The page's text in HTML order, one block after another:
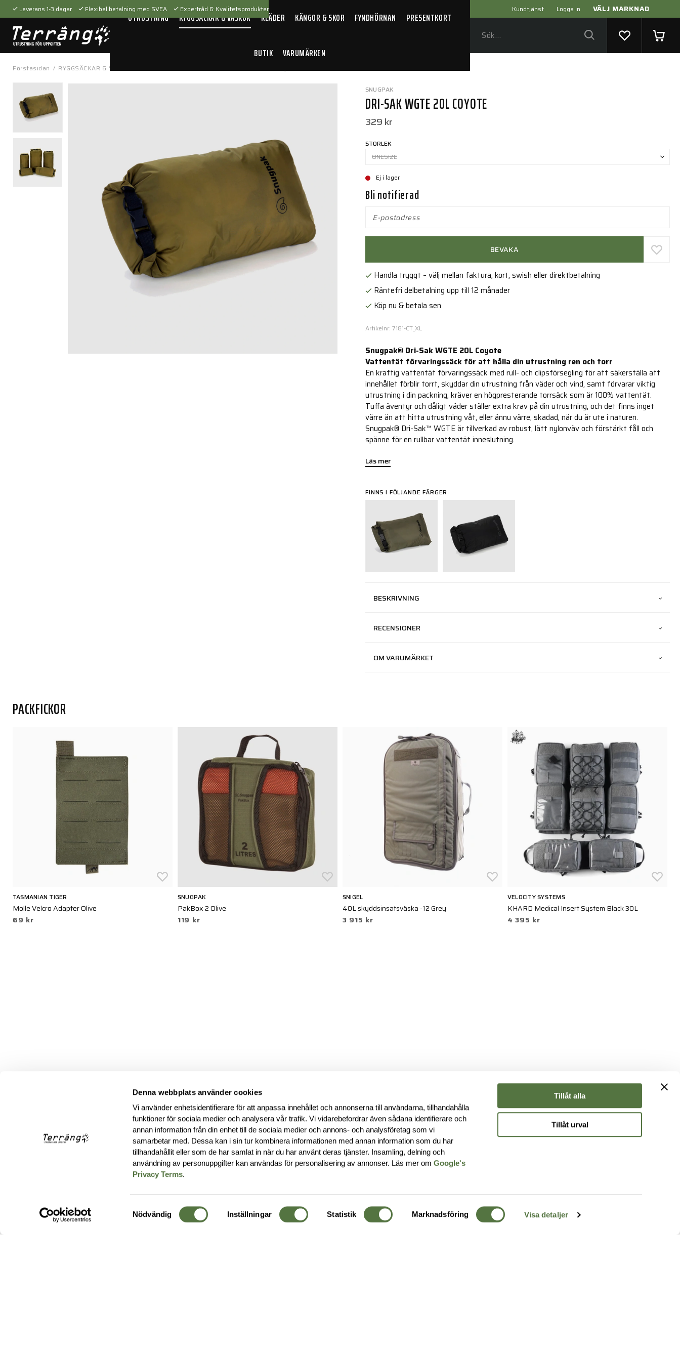
Denna webbplats använder cookies
Vi använder enhetsidentifierare för att anpassa innehållet och annonserna till användarna, tillhandahålla
funktioner för sociala medier och analysera vår trafik. Vi vidarebefordrar även sådana identifierare och
annan information från din enhet till de sociala medier och annons- och analysföretag som vi
samarbetar med. Dessa kan i sin tur kombinera informationen med annan information som du har
tillhandahållit eller som de har samlat in när du har använt deras tjänster. Insamling, delning och
användning av personuppgifter kan användas för personalisering av annonser. Läs mer omGoogle's
Privacy Terms.
Samtyckesval
Nödvändig Inställningar Statistik Marknadsföring Visa detaljer
Tillåt alla
Tillåt urval
Kundtjänst Logga in VÄLJ MARKNAD
Leverans 1-3 dagar Flexibel betalning med SVEA Expertråd & Kvalitetsprodukter
UTRUSTNING RYGGSÄCKAR & VÄSKOR KLÄDER KÄNGOR & SKOR FYNDHÖRNAN PRESENTKORT
BUTIK VARUMÄRKEN
Förstasidan / RYGGSÄCKAR & VÄSKOR
SNUGPAK
DRI-SAK WGTE 20L COYOTE
329 kr
STORLEK
ONESIZE
Ej i lager
Bli notifierad
BEVAKA
Handla tryggt – välj mellan faktura, kort, swish eller direktbetalning
Räntefri delbetalning upp till 12 månader
Köp nu & betala sen
Artikelnr: 7181-CT_XL
Snugpak® Dri-Sak WGTE 20L Coyote
Vattentät förvaringssäck för att hålla din utrustning ren och torr
En kraftig vattentät förvaringssäck med rull- och clipsförsegling för att säkerställa att
innehållet förblir torrt, skyddar din utrustning från väder och vind, samt förvarar viktig
utrustning i din packning, kräver en högpresterande torrsäck som är 100% vattentät.
Tuffa äventyr och dåligt väder ställer extra krav på din utrustning, och det finns inget
värre än att hitta utrustning våt, eller ännu värre, skadad, när du är ute i naturen.
Snugpak® Dri-Sak™ WGTE är tillverkad av robust, lätt nylonväv och förstärkt fåll och
spänne för en rullbar vattentät inneslutning.
Läs mer
FINNS I FÖLJANDE FÄRGER
BESKRIVNING
RECENSIONER
OM VARUMÄRKET
PACKFICKOR
TASMANIAN TIGER
Molle Velcro Adapter Olive
69 kr
SNUGPAK
PakBox 2 Olive
119 kr
SNIGEL
40L skyddsinsatsväska -12 Grey
3 915 kr
VELOCITY SYSTEMS
KHARD Medical Insert System Black 30L
4 395 kr